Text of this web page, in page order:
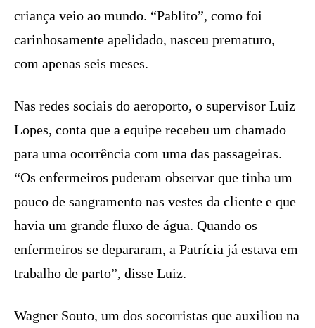
criança veio ao mundo. “Pablito”, como foi
carinhosamente apelidado, nasceu prematuro,
com apenas seis meses.
Nas redes sociais do aeroporto, o supervisor Luiz
Lopes, conta que a equipe recebeu um chamado
para uma ocorrência com uma das passageiras.
“Os enfermeiros puderam observar que tinha um
pouco de sangramento nas vestes da cliente e que
havia um grande fluxo de água. Quando os
enfermeiros se depararam, a Patrícia já estava em
trabalho de parto”, disse Luiz.
Wagner Souto, um dos socorristas que auxiliou na